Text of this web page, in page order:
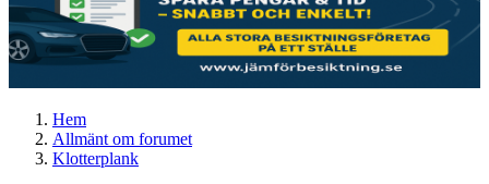
Hem
Allmänt om forumet
Klotterplank